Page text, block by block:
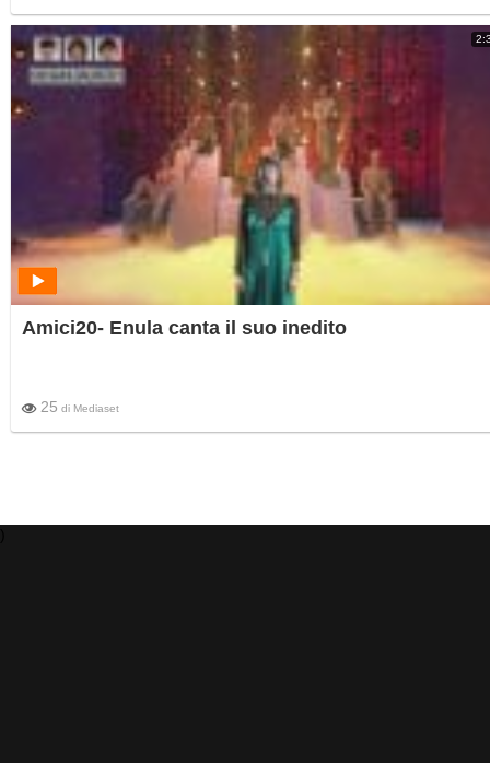
Amici20- Enula canta il suo inedito
25 di Mediaset